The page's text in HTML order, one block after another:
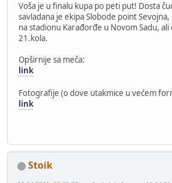
Voša je u finalu kupa po peti put! Dosta
savladana je ekipa Slobode point
na stadionu Karađorđe u Novom Sadu,
21.kola.
Opširnije sa meča:
link
Fotografije (o dove utakmice u većem
link
Stoik